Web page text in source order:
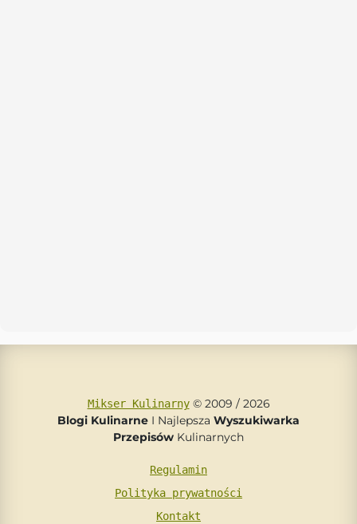
Mikser Kulinarny© 2009 / 2026
Blogi Kulinarne I Najlepsza Wyszukiwarka
Przepisów Kulinarnych
Regulamin
Polityka prywatności
Kontakt